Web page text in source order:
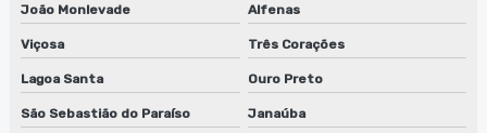
Limpeza de clichês flexográficos
Manutenção de lavadora de anilox
Manutenção de lavadora de anilox em jundiaí
João Monlevade Alfenas
Viçosa Três Corações
Lagoa Santa Ouro Preto
São Sebastião do Paraíso Janaúba